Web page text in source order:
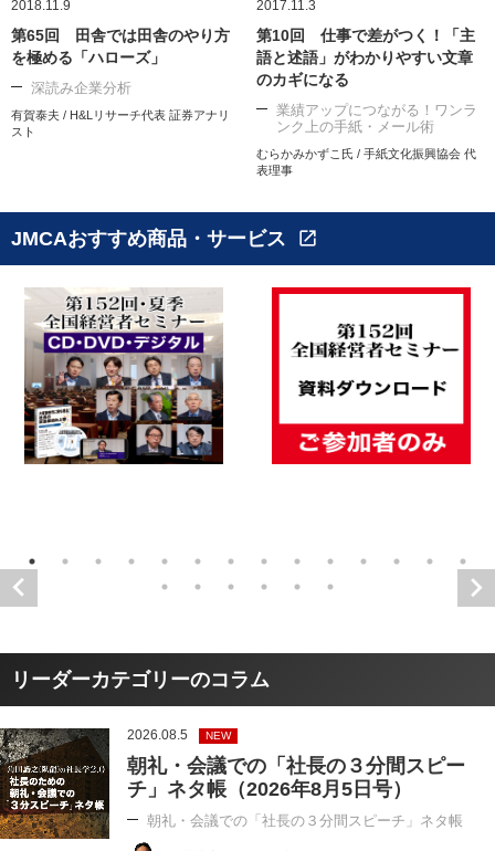
2018.11.9
第65回 田舎では田舎のやり方
を極める「ハローズ」
深読み企業分析
有賀泰夫 / H&Lリサーチ代表 証券アナリ
スト
2017.11.3
第10回 仕事で差がつく！「主
語と述語」がわかりやすい文章
のカギになる
業績アップにつながる！ワンラ
ンク上の手紙・メール術
むらかみかずこ氏 / 手紙文化振興協会 代
表理事
JMCAおすすめ商品・サービス open_in_new
リーダーカテゴリーのコラム
2026.08.5 NEW
朝礼・会議での「社長の３分間スピー
チ」ネタ帳（2026年8月5日号）
朝礼・会議での「社長の３分間スピーチ」ネタ帳